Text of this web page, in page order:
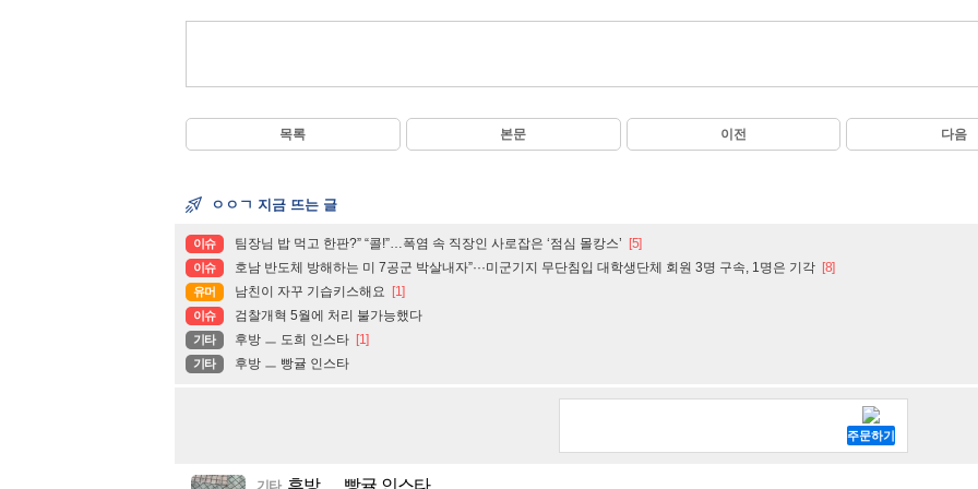
목록 본문 이전 다음
ㅇㅇㄱ 지금 뜨는 글
이슈 팀장님 밥 먹고 한판?” “콜!”…폭염 속 직장인 사로잡은 ‘점심 몰캉스’ [5]
이슈 호남 반도체 방해하는 미 7공군 박살내자”···미군기지 무단침입 대학생단체 회원 3명 구속, 1명은 기각 [8]
유머 남친이 자꾸 기습키스해요 [1]
이슈 검찰개혁 5월에 처리 불가능했다
기타 후방 ㅡ 도희 인스타 [1]
기타 후방 ㅡ 빵귤 인스타
기타 후방 ㅡ 빵귤 인스타